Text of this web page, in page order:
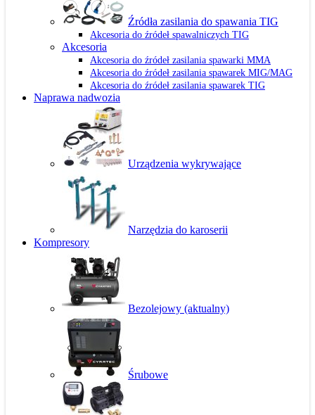
Źródła zasilania do spawania TIG
Akcesoria do źródeł spawalniczych TIG
Akcesoria
Akcesoria do źródeł zasilania spawarki MMA
Akcesoria do źródeł zasilania spawarek MIG/MAG
Akcesoria do źródeł zasilania spawarek TIG
Naprawa nadwozia
Urządzenia wykrywające
Narzędzia do karoserii
Kompresory
Bezolejowy (aktualny)
Śrubowe